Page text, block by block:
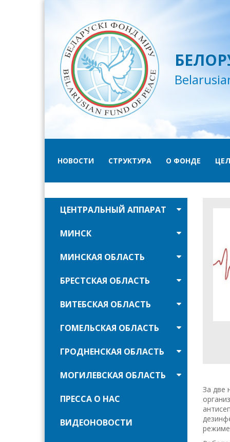
НОВОСТИ СТРУКТУРА О ФОНДЕ
ЦЕНТРАЛЬНЫЙ АППАРАТ
МИНСК
МИНСКАЯ ОБЛАСТЬ
БРЕСТСКАЯ ОБЛАСТЬ
ВИТЕБСКАЯ ОБЛАСТЬ
ГОМЕЛЬСКАЯ ОБЛАСТЬ
ГРОДНЕНСКАЯ ОБЛАСТЬ
МОГИЛЕВСКАЯ ОБЛАСТЬ
ПРЕССА О НАС
ВИДЕОНОВОСТИ
За две